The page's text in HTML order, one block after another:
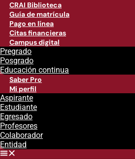
CRAI Biblioteca
Guía de matrícula
Pago en línea
Citas financieras
Campus digital
Pregrado
Posgrado
Educación continua
Saber Pro
Mi perfil
Aspirante
Estudiante
Egresado
Profesores
Colaborador
Entidad